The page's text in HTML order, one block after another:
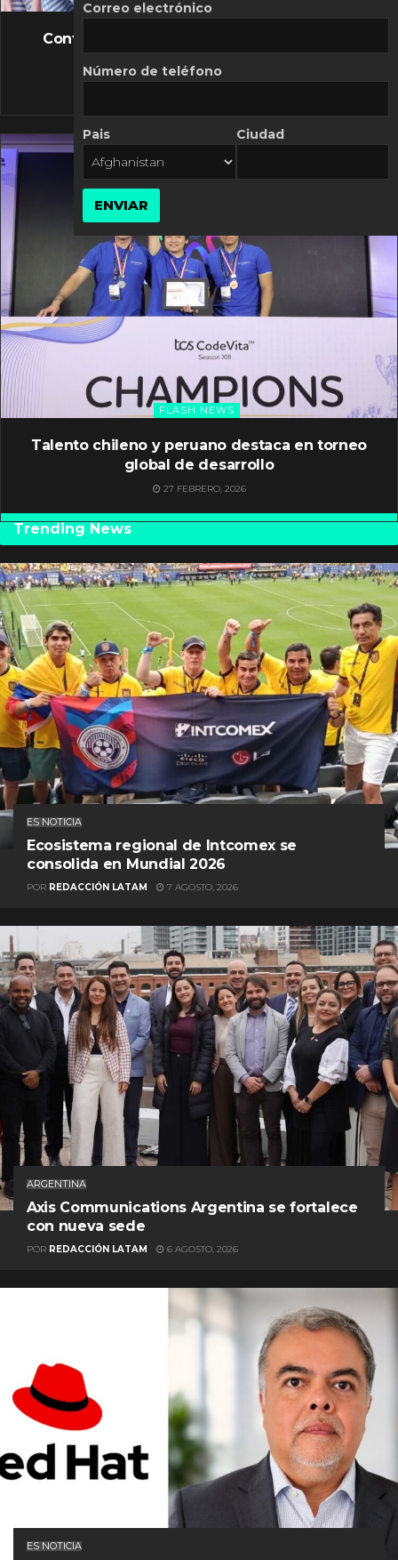
FLASH NEWS
Controversia de Mercado Libre por costos
10 MARZO, 2026
FLASH NEWS
Talento chileno y peruano destaca en torneo
global de desarrollo
27 FEBRERO, 2026
Trending News
ES NOTICIA
Ecosistema regional de Intcomex se
consolida en Mundial 2026
POR REDACCIÓN LATAM 7 AGOSTO, 2026
ARGENTINA
Axis Communications Argentina se fortalece
con nueva sede
POR REDACCIÓN LATAM 6 AGOSTO, 2026
ES NOTICIA
Correo electrónico
Número de teléfono
Pais Ciudad
ENVIAR